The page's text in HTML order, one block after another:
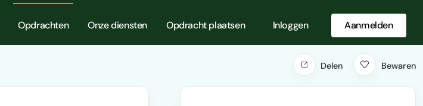
Opdrachten Onze diensten Opdracht plaatsen Inloggen Aanmelden
Delen Bewaren